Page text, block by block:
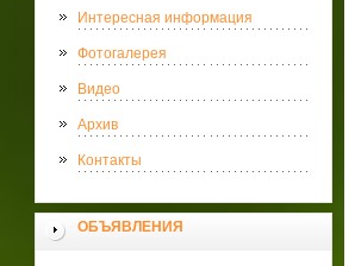
Интересная информация
Фотогалерея
Видео
Архив
Контакты
ОБЪЯВЛЕНИЯ